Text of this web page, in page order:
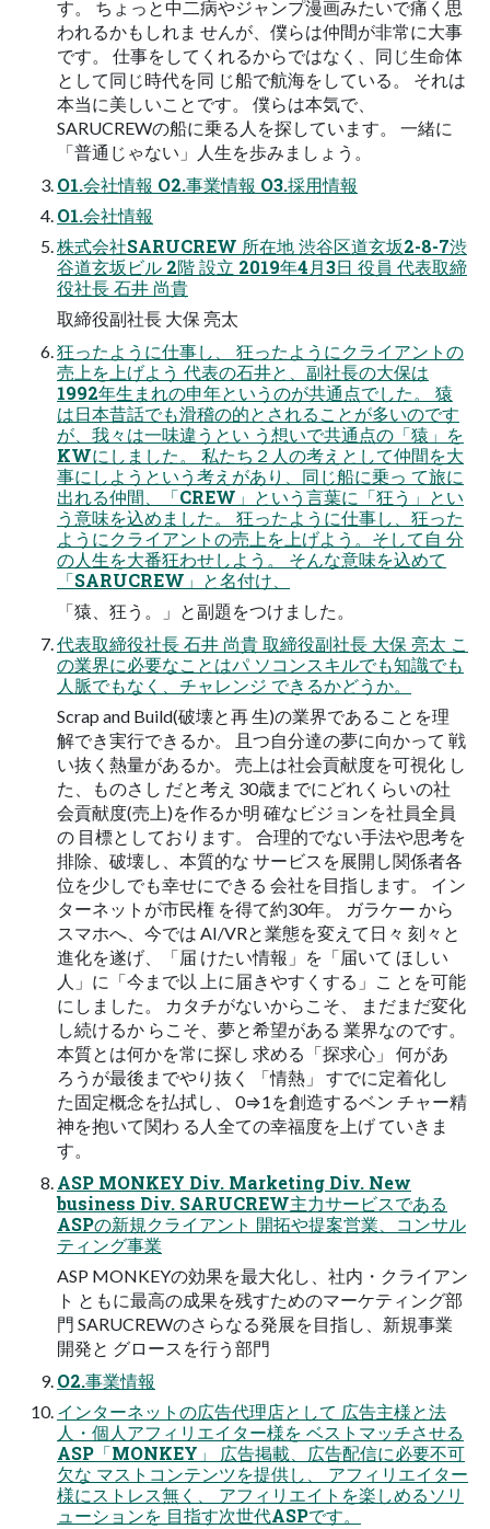
す。 ちょっと中二病やジャンプ漫画みたいで痛く思
われるかもしれま せんが、僕らは仲間が非常に大事
です。 仕事をしてくれるからではなく、同じ生命体
として同じ時代を同 じ船で航海をしている。 それは
本当に美しいことです。 僕らは本気で、
SARUCREWの船に乗る人を探しています。 一緒に
「普通じゃない」人生を歩みましょう。
O1.会社情報 O2.事業情報 O3.採用情報
O1.会社情報
株式会社SARUCREW 所在地 渋谷区道玄坂2-8-7渋
谷道玄坂ビル 2階 設立 2019年4月3日 役員 代表取締
役社長 石井 尚貴
取締役副社長 大保 亮太
狂ったように仕事し、 狂ったようにクライアントの
売上を上げよう 代表の石井と、副社長の大保は
1992年生まれの申年というのが共通点でした。 猿
は日本昔話でも滑稽の的とされることが多いのです
が、我々は一味違うとい う想いで共通点の「猿」を
KWにしました。 私たち２人の考えとして仲間を大
事にしようという考えがあり、同じ船に乗っ て旅に
出れる仲間、「CREW」という言葉に「狂う」とい
う意味を込めました。 狂ったように仕事し、狂った
ようにクライアントの売上を上げよう。そして自 分
の人生を大番狂わせしよう。 そんな意味を込めて
「SARUCREW」と名付け、
「猿、狂う。」と副題をつけました。
代表取締役社長 石井 尚貴 取締役副社長 大保 亮太 こ
の業界に必要なことはパ ソコンスキルでも知識でも
人脈でもなく、チャレンジ できるかどうか。
Scrap and Build(破壊と再 生)の業界であることを理
解でき実行できるか。 且つ自分達の夢に向かって 戦
い抜く熱量があるか。 売上は社会貢献度を可視化 し
た、ものさし だと考え 30歳までにどれくらいの社
会貢献度(売上)を作るか明 確なビジョンを社員全員
の 目標としております。 合理的でない手法や思考を
排除、破壊し、本質的な サービスを展開し関係者各
位を少しでも幸せにできる 会社を目指します。 イン
ターネットが市民権 を得て約30年。 ガラケー から
スマホへ、今では AI/VRと業態を変えて日々 刻々と
進化を遂げ、「届 けたい情報」を「届いて ほしい
人」に「今まで以 上に届きやすくする」こ とを可能
にしました。 カタチがないからこそ、 まだまだ変化
し続けるか らこそ、夢と希望がある 業界なのです。
本質とは何かを常に探し 求める「探求心」 何があ
ろうが最後までやり抜く 「情熱」 すでに定着化し
た固定概念を払拭し、 0⇒1を創造するベン チャー精
神を抱いて関わ る人全ての幸福度を上げ ていきま
す。
ASP MONKEY Div. Marketing Div. New
business Div. SARUCREW主力サービスである
ASPの新規クライアント 開拓や提案営業、コンサル
ティング事業
ASP MONKEYの効果を最大化し、社内・クライアン
ト ともに最高の成果を残すためのマーケティング部
門 SARUCREWのさらなる発展を目指し、新規事業
開発と グロースを行う部門
O2.事業情報
インターネットの広告代理店として 広告主様と法
人・個人アフィリエイター様を ベストマッチさせる
ASP「MONKEY」 広告掲載、広告配信に必要不可
欠な マストコンテンツを提供し、 アフィリエイター
様にストレス無く、 アフィリエイトを楽しめるソリ
ューションを 目指す次世代ASPです。